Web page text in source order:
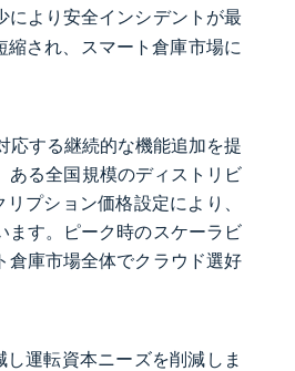
により安全インシデントが最
縮され、スマート倉庫市場に
応する継続的な機能追加を提
ある全国規模のディストリビ
プション価格設定により、
ます。ピーク時のスケーラビ
倉庫市場全体でクラウド選好
運転資本ニーズを削減しま